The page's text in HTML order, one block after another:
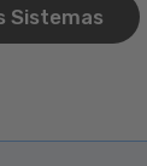
Sistemas